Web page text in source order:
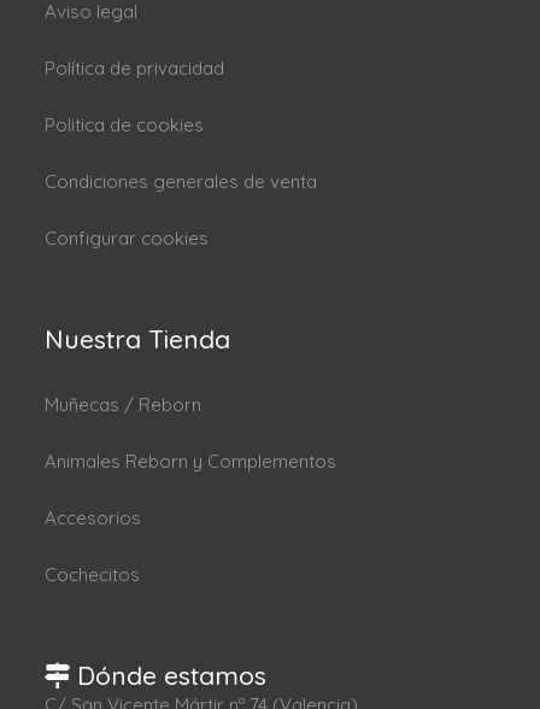
Aviso legal
Política de privacidad
Politica de cookies
Condiciones generales de venta
Configurar cookies
Nuestra Tienda
Muñecas / Reborn
Animales Reborn y Complementos
Accesorios
Cochecitos
Dónde estamos